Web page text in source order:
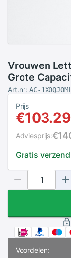
Vrouwen
Grote
Handtas
Art.nr: AC-
Prijs
€103.29
Gratis
Adviesprijs:
Voordelen: